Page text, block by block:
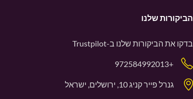
הביקורות שלנו
בדקו את הביקורות שלנו ב-Trustpilot
+972584992013
גנרל פייר קניג 10, ירושלים, ישראל